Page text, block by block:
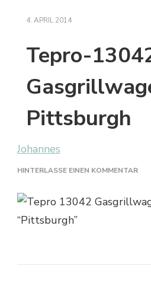
4. APRIL 2014
Tepro-
Pittsburgh
Johannes
HINTERLASSE EINEN KOMMENTARZU